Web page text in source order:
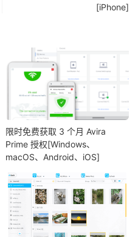
[iPhone]
限时免费获取 3 个月 Avira
Prime 授权[Windows、
macOS、Android、iOS]